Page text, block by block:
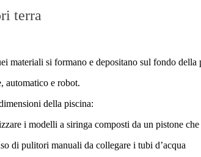
terra
materiali si formano e depositano sul fondo della
automatico e robot.
della piscina:
i modelli a siringa composti da un pistone che
di pulitori manuali da collegare i tubi d’acqua